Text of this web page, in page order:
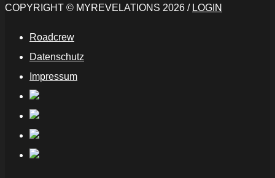
COPYRIGHT © MYREVELATIONS 2026 / LOGIN
Roadcrew
Datenschutz
Impressum